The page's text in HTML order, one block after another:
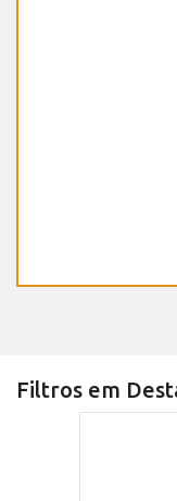
Filtros em